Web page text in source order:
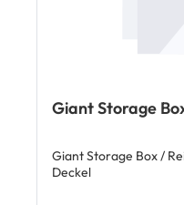
Giant Storage
Giant Storage Box /
Deckel